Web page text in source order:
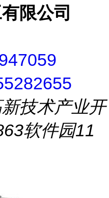
限公司
技术产业开
软件园11